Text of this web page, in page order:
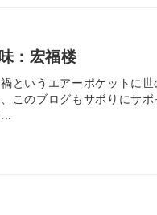
：宏福楼
というエアーポケットに世
このブログもサボりにサ